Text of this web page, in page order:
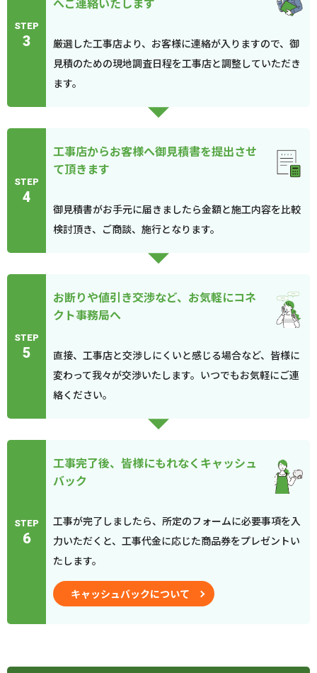
STEP
3
厳選した工事店より、お客様に連絡が入りますので、御
見積のための現地調査日程を工事店と調整していただき
ます。
STEP
4
工事店からお客様へ御見積書を提出させ
て頂きます
御見積書がお手元に届きましたら金額と施工内容を比較
検討頂き、ご商談、施行となります。
STEP
5
お断りや値引き交渉など、お気軽にコネ
クト事務局へ
直接、工事店と交渉しにくいと感じる場合など、皆様に
変わって我々が交渉いたします。いつでもお気軽にご連
絡ください。
STEP
6
工事完了後、皆様にもれなくキャッシュ
バック
工事が完了しましたら、所定のフォームに必要事項を入
力いただくと、工事代金に応じた商品券をプレゼントい
たします。
キャッシュバックについて